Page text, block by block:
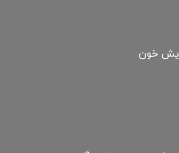
خون